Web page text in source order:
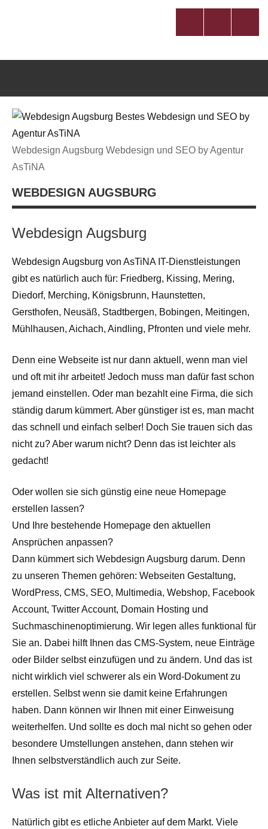
Webdesign Augsburg Webdesign und SEO by Agentur
AsTiNA
WEBDESIGN AUGSBURG
Webdesign Augsburg
Webdesign Augsburg von AsTiNA IT-Dienstleistungen
gibt es natürlich auch für: Friedberg, Kissing, Mering,
Diedorf, Merching, Königsbrunn, Haunstetten,
Gersthofen, Neusäß, Stadtbergen, Bobingen, Meitingen,
Mühlhausen, Aichach, Aindling, Pfronten und viele mehr.
Denn eine Webseite ist nur dann aktuell, wenn man viel
und oft mit ihr arbeitet! Jedoch muss man dafür fast schon
jemand einstellen. Oder man bezahlt eine Firma, die sich
ständig darum kümmert. Aber günstiger ist es, man macht
das schnell und einfach selber! Doch Sie trauen sich das
nicht zu? Aber warum nicht? Denn das ist leichter als
gedacht!
Oder wollen sie sich günstig eine neue Homepage
erstellen lassen?
Und Ihre bestehende Homepage den aktuellen
Ansprüchen anpassen?
Dann kümmert sich Webdesign Augsburg darum. Denn
zu unseren Themen gehören: Webseiten Gestaltung,
WordPress, CMS, SEO, Multimedia, Webshop, Facebook
Account, Twitter Account, Domain Hosting und
Suchmaschinenoptimierung. Wir legen alles funktional für
Sie an. Dabei hilft Ihnen das CMS-System, neue Einträge
oder Bilder selbst einzufügen und zu ändern. Und das ist
nicht wirklich viel schwerer als ein Word-Dokument zu
erstellen. Selbst wenn sie damit keine Erfahrungen
haben. Dann können wir Ihnen mit einer Einweisung
weiterhelfen. Und sollte es doch mal nicht so gehen oder
besondere Umstellungen anstehen, dann stehen wir
Ihnen selbstverständlich auch zur Seite.
Was ist mit Alternativen?
Natürlich gibt es etliche Anbieter auf dem Markt. Viele